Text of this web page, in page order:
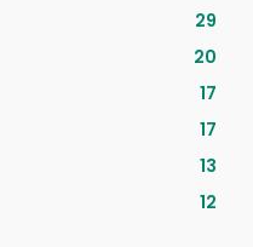
29
20
17
17
13
12